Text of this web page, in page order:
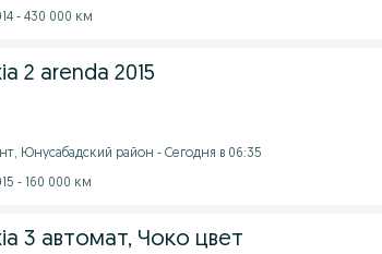
- 430 000 км
2 arenda 2015
Юнусабадский район - Сегодня в 06:35
- 160 000 км
3 автомат, Чоко цвет